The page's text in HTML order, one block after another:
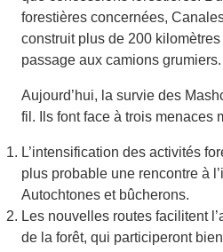
forestières concernées,
construit plus de 200
passage aux camions grumiers.
Aujourd’hui, la survie des
fil. Ils font face à trois menaces
L’intensification des activités
plus probable une rencontre à
Autochtones et bûcherons.
Les nouvelles routes facilitent
de la forêt, qui participeront